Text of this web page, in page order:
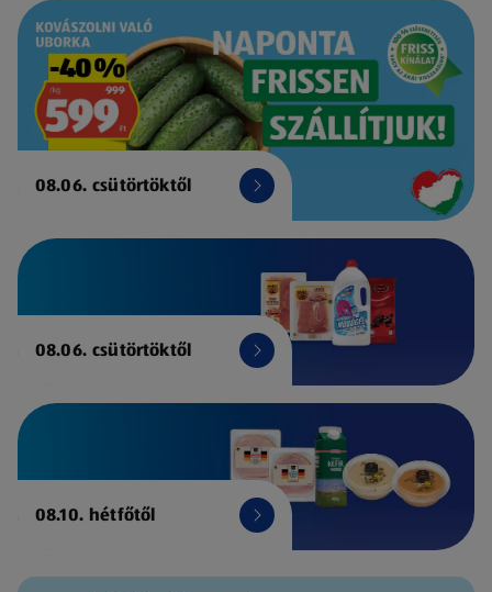
08.06. csütörtöktől
08.06. csütörtöktől
08.10. hétfőtől